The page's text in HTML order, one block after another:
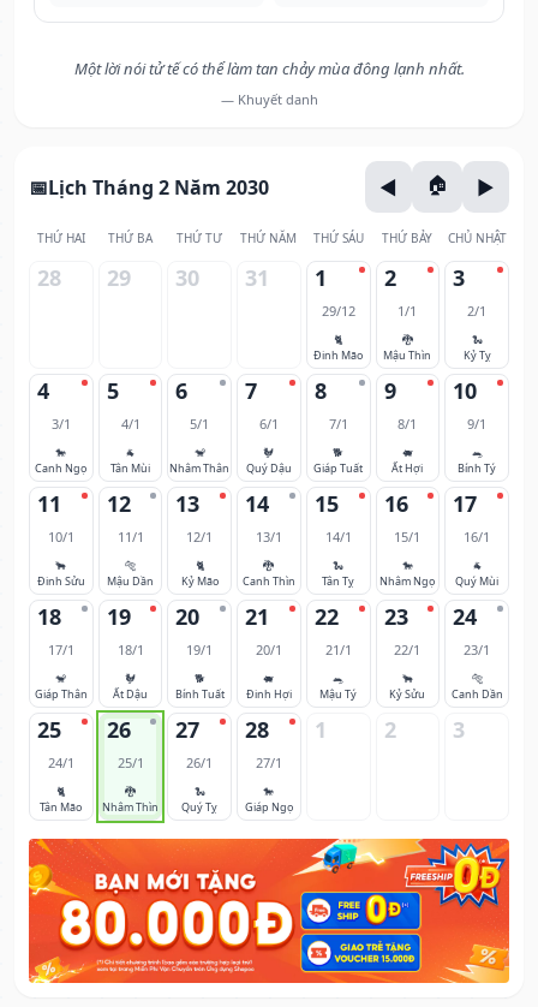
Một lời nói tử tế có thể làm tan chảy mùa đông lạnh nhất.
— Khuyết danh
Lịch Tháng 2 Năm 2030
THỨ HAI THỨ BA THỨ TƯ THỨ NĂM THỨ SÁU THỨ BẢY CHỦ NHẬT
28 29 30 31 1
29/12
🐈
Đinh Mão
2
1/1
🐉
Mậu Thìn
3
2/1
🐍
Kỷ Tỵ
4
3/1
🐎
Canh Ngọ
5
4/1
🐐
Tân Mùi
6
5/1
🐒
Nhâm Thân
7
6/1
🐓
Quý Dậu
8
7/1
🐕
Giáp Tuất
9
8/1
🐖
Ất Hợi
10
9/1
🐀
Bính Tý
11
10/1
🐂
Đinh Sửu
12
11/1
🐅
Mậu Dần
13
12/1
🐈
Kỷ Mão
14
13/1
🐉
Canh Thìn
15
14/1
🐍
Tân Tỵ
16
15/1
🐎
Nhâm Ngọ
17
16/1
🐐
Quý Mùi
18
17/1
🐒
Giáp Thân
19
18/1
🐓
Ất Dậu
20
19/1
🐕
Bính Tuất
21
20/1
🐖
Đinh Hợi
22
21/1
🐀
Mậu Tý
23
22/1
🐂
Kỷ Sửu
24
23/1
🐅
Canh Dần
25
24/1
🐈
Tân Mão
26
25/1
🐉
Nhâm Thìn
27
26/1
🐍
Quý Tỵ
28
27/1
🐎
Giáp Ngọ
1 2 3